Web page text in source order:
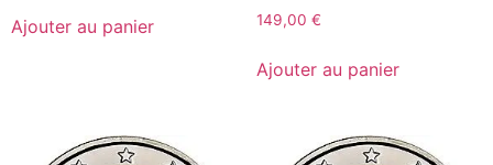
Ajouter au panier 149,00 €
Ajouter au panier